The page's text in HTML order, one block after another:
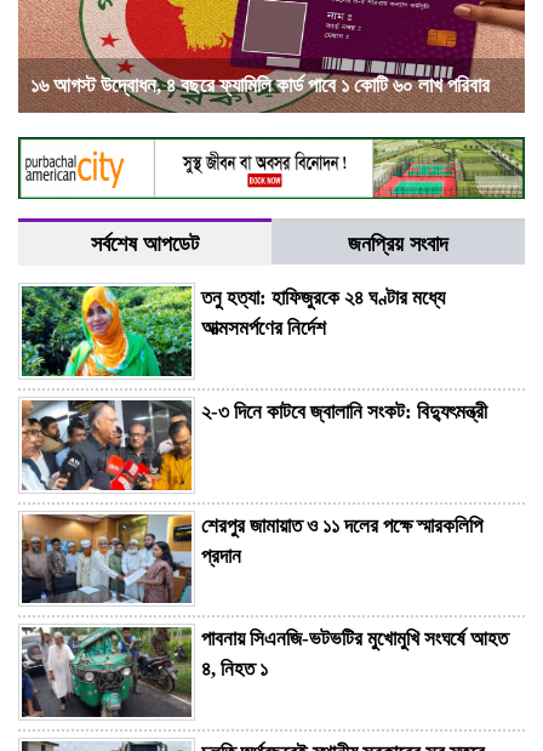
১৬ আগস্ট উদ্বোধন, ৪ বছরে ফ্যামিলি কার্ড পাবে ১ কোটি ৬০ লাখ পরিবার
সর্বশেষ আপডেট জনপ্রিয় সংবাদ
তনু হত্যা: হাফিজুরকে ২৪ ঘণ্টার মধ্যে
আত্মসমর্পণের নির্দেশ
২-৩ দিনে কাটবে জ্বালানি সংকট: বিদ্যুৎমন্ত্রী
শেরপুর জামায়াত ও ১১ দলের পক্ষে স্মারকলিপি
প্রদান
পাবনায় সিএনজি-ভটভটির মুখোমুখি সংঘর্ষে আহত
৪, নিহত ১